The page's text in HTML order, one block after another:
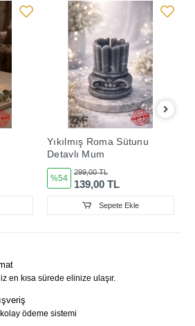
Yıkılmış Roma Sütunu
Detaylı Mum
%54
299,00 TL
139,00 TL
Sepete Ekle
en kısa sürede elinize ulaşır.
ödeme sistemi